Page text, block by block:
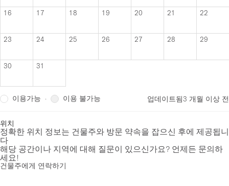
16 17 18 19 20 21 22
23 24 25 26 27 28 29
30 31
이용가능 · 이용 불가능 업데이트됨3 개월 이상 전
위치
정확한 위치 정보는 건물주와 방문 약속을 잡으신 후에 제공됩니
다
해당 공간이나 지역에 대해 질문이 있으신가요? 언제든 문의하
세요!
건물주에게 연락하기